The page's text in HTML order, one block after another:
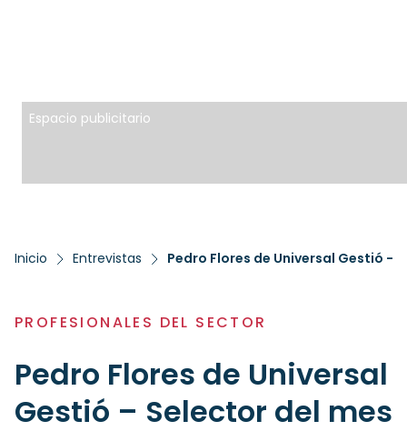
Espacio publicitario
Inicio Entrevistas Pedro Flores de Universal Gestió –
PROFESIONALES DEL SECTOR
Pedro Flores de Universal
Gestió – Selector del mes